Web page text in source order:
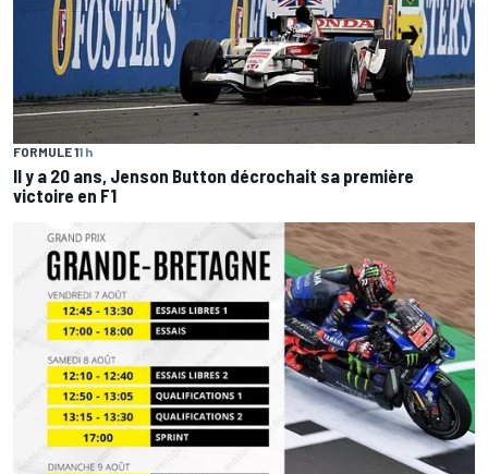
FORMULE 11 h
Il y a 20 ans, Jenson Button décrochait sa première
victoire en F1